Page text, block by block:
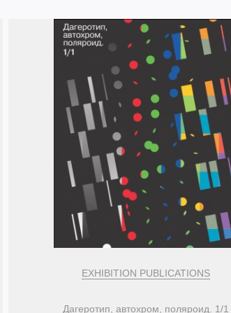
EXHIBITION PUBLICATIONS
Дагеротип, автохром, поляроид. 1/1